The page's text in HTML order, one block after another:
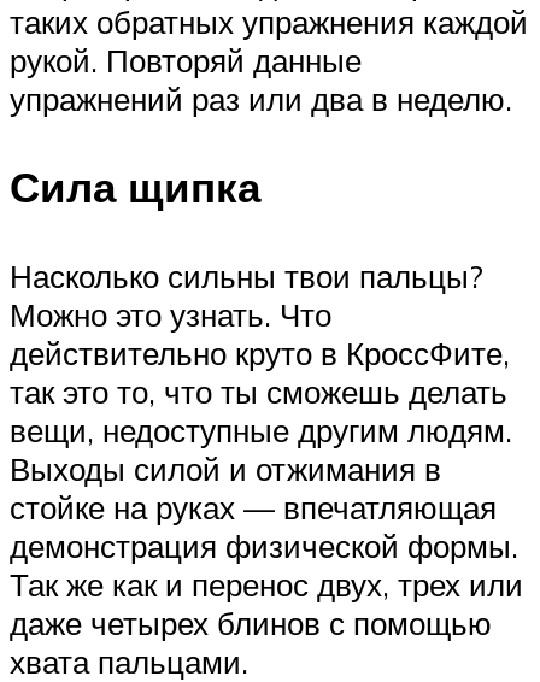
таких обратных упражнения каждой
рукой. Повторяй данные
упражнений раз или два в неделю.
Сила щипка
Насколько сильны твои пальцы?
Можно это узнать. Что
действительно круто в КроссФите,
так это то, что ты сможешь делать
вещи, недоступные другим людям.
Выходы силой и отжимания в
стойке на руках — впечатляющая
демонстрация физической формы.
Так же как и перенос двух, трех или
даже четырех блинов с помощью
хвата пальцами.